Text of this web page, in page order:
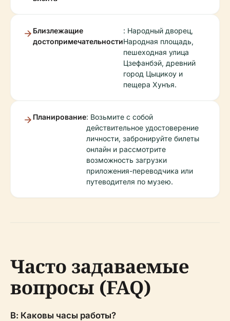
Близлежащие
достопримечательности
: Народный дворец,
Народная площадь,
пешеходная улица
Цзефанбэй, древний
город Цыцикоу и
пещера Хунъя.
Планирование: Возьмите с собой
действительное удостоверение
личности, забронируйте билеты
онлайн и рассмотрите
возможность загрузки
приложения-переводчика или
путеводителя по музею.
Часто задаваемые
вопросы (FAQ)
В: Каковы часы работы?